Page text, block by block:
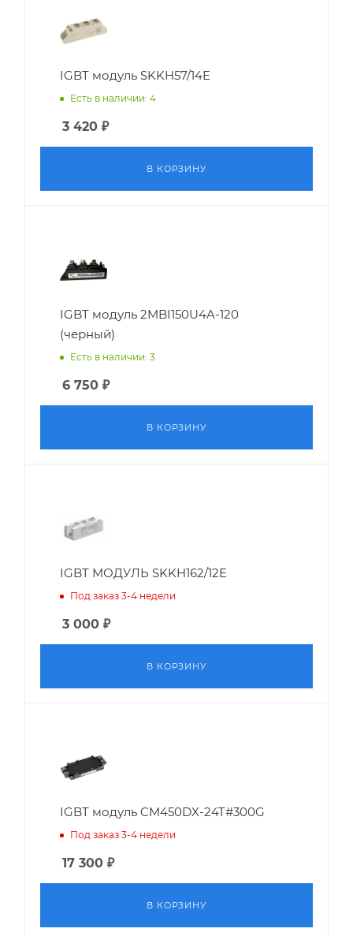
IGBT модуль SKKH57/14E
Есть в наличии: 4
3 420 ₽
В КОРЗИНУ
IGBT модуль 2MBI150U4A-120
(черный)
Есть в наличии: 3
6 750 ₽
В КОРЗИНУ
IGBT МОДУЛЬ SKKH162/12E
Под заказ 3-4 недели
3 000 ₽
В КОРЗИНУ
IGBT модуль CM450DX-24T#300G
Под заказ 3-4 недели
17 300 ₽
В КОРЗИНУ